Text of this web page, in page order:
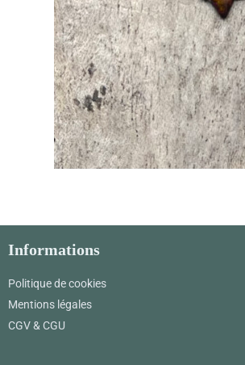
Informations
Politique de cookies
Mentions légales
CGV & CGU